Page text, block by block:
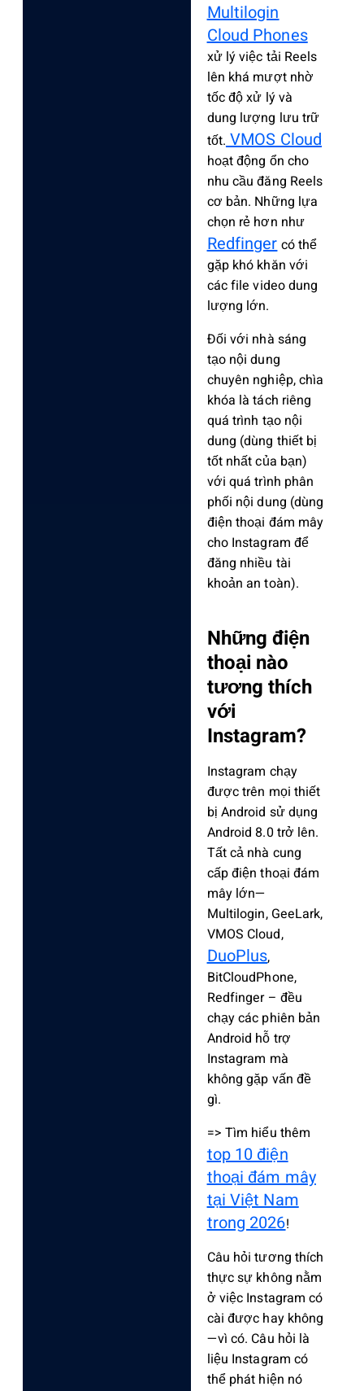
Multilogin
Cloud Phones
xử lý việc tải Reels
lên khá mượt nhờ
tốc độ xử lý và
dung lượng lưu trữ
tốt.VMOS Cloud
hoạt động ổn cho
nhu cầu đăng Reels
cơ bản. Những lựa
chọn rẻ hơn như
Redfingercó thể
gặp khó khăn với
các file video dung
lượng lớn.
Đối với nhà sáng
tạo nội dung
chuyên nghiệp, chìa
khóa là tách riêng
quá trình tạo nội
dung (dùng thiết bị
tốt nhất của bạn)
với quá trình phân
phối nội dung (dùng
điện thoại đám mây
cho Instagram để
đăng nhiều tài
khoản an toàn).
Những điện
thoại nào
tương thích
với
Instagram?
Instagram chạy
được trên mọi thiết
bị Android sử dụng
Android 8.0 trở lên.
Tất cả nhà cung
cấp điện thoại đám
mây lớn—
Multilogin, GeeLark,
VMOS Cloud,
DuoPlus,
BitCloudPhone,
Redfinger – đều
chạy các phiên bản
Android hỗ trợ
Instagram mà
không gặp vấn đề
gì.
=> Tìm hiểu thêm
top 10 điện
thoại đám mây
tại Việt Nam
trong 2026!
Câu hỏi tương thích
thực sự không nằm
ở việc Instagram có
cài được hay không
—vì có. Câu hỏi là
liệu Instagram có
thể phát hiện nó